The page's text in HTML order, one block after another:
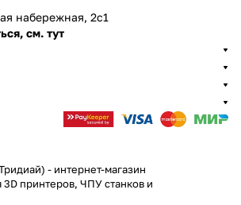
набережная, 2с1
см. тут
- интернет-магазин
принтеров, ЧПУ станков и